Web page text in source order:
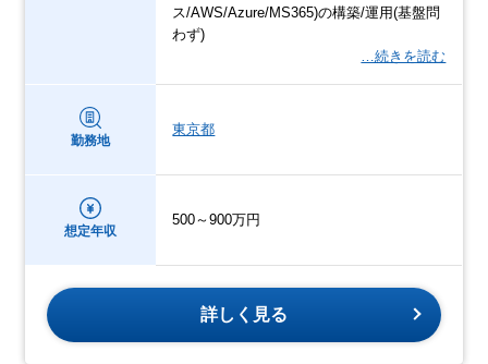
ス/AWS/Azure/MS365)の構築/運⽤(基盤問
わず)
…続きを読む
勤務地
東京都
想定年収
500～900万円
詳しく見る